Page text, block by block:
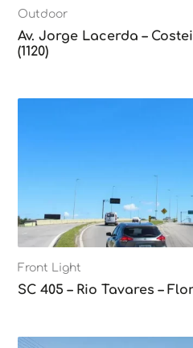
Outdoor
Av. Jorge Lacerda –
(1120)
Front Light
SC 405 – Rio Tavares –